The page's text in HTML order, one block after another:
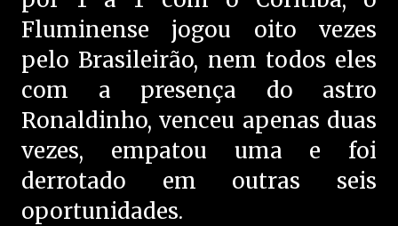
Fluminense jogou oito vezes
pelo Brasileirão, nem todos eles
com a presença do astro
Ronaldinho, venceu apenas duas
vezes, empatou uma e foi
derrotado em outras seis
oportunidades.